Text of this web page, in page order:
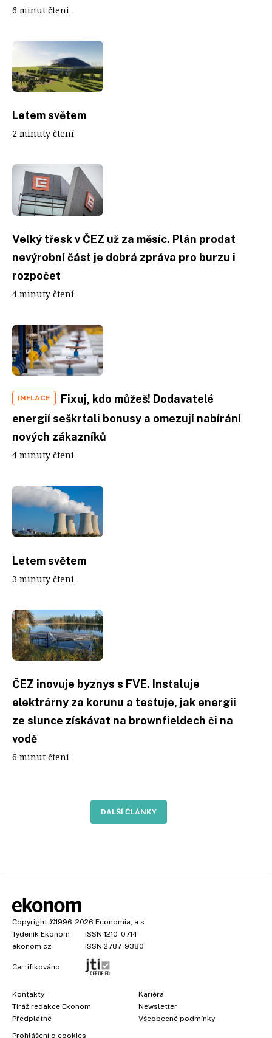
6 minut čtení
Letem světem
2 minuty čtení
Velký třesk v ČEZ už za měsíc. Plán prodat
nevýrobní část je dobrá zpráva pro burzu i
rozpočet
4 minuty čtení
INFLACE
Fixuj, kdo můžeš! Dodavatelé
energií seškrtali bonusy a omezují nabírání
nových zákazníků
4 minuty čtení
Letem světem
3 minuty čtení
ČEZ inovuje byznys s FVE. Instaluje
elektrárny za korunu a testuje, jak energii
ze slunce získávat na brownfieldech či na
vodě
6 minut čtení
DALŠÍ ČLÁNKY
Copyright ©1996-2026 Economia, a.s.
Týdeník Ekonom
ISSN 1210-0714
ekonom.cz
ISSN 2787-9380
Certifikováno:
Kontakty
Tiráž redakce Ekonom
Předplatné
Kariéra
Newsletter
Všeobecné podmínky
Prohlášení o cookies